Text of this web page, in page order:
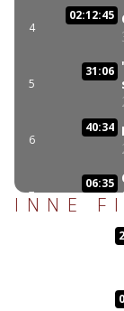
4
02:12:45
5
31:06
6
40:34
7
06:35
INNE